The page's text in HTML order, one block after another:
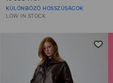
KÜLÖNBÖZŐ HOSSZÚSÁGOK
LOW IN STOCK